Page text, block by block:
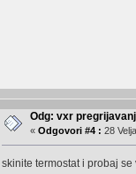
Odg: vxr
«Odgovori #4 : 28
skinite termostat i probaj